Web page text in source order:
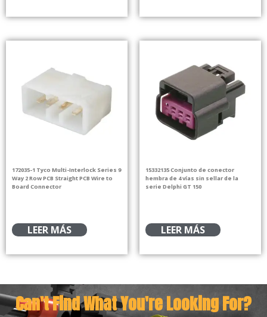
172035-1 Tyco Multi-Interlock Series 9
Way 2 Row PCB Straight PCB Wire to
Board Connector
LEER MÁS
15332135 Conjunto de conector
hembra de 4 vías sin sellar de la
serie Delphi GT 150
LEER MÁS
Can't Find What You're Looking For?